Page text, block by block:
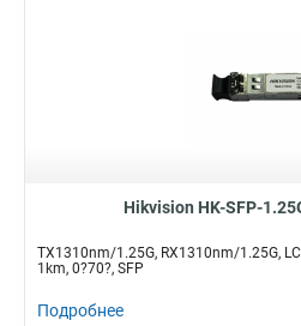
Hikvision HK-SFP-
TX1310nm/1.25G, RX1310nm/1.25G,
1km, 0?70?, SFP
Подробнее